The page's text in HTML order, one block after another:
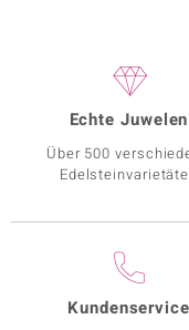
Echte Juwelen
Über 500
Kundenservice